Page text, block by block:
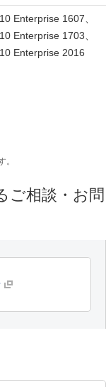
Enterprise 1607、
Enterprise 1703、
Enterprise 2016
。
ご相談・お問